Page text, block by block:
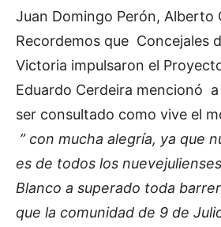
Juan Domingo Perón, Alberto
Recordemos que Concejales
Victoria impulsaron el
Eduardo Cerdeira mencionó
ser consultado como vive el
” con mucha alegría, ya que
es de todos los
Blanco a superado toda
que la comunidad de 9 de